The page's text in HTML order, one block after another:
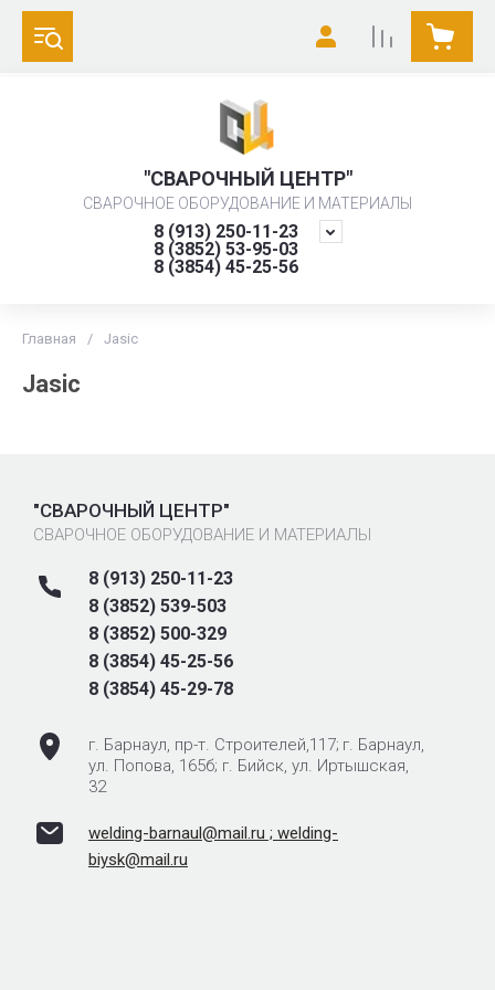
"СВАРОЧНЫЙ ЦЕНТР"
СВАРОЧНОЕ ОБОРУДОВАНИЕ И МАТЕРИАЛЫ
8 (913) 250-11-23
8 (3852) 53-95-03
8 (3854) 45-25-56
Главная / Jasic
Jasic
"СВАРОЧНЫЙ ЦЕНТР"
СВАРОЧНОЕ ОБОРУДОВАНИЕ И МАТЕРИАЛЫ
8 (913) 250-11-23
8 (3852) 539-503
8 (3852) 500-329
8 (3854) 45-25-56
8 (3854) 45-29-78
г. Барнаул, пр-т. Строителей,117; ‌‌‍‍г. Барнаул,
ул. Попова, 165б; г. Бийск, ул. Иртышская,
32
welding-barnaul@mail.ru ; welding-
biysk@mail.ru